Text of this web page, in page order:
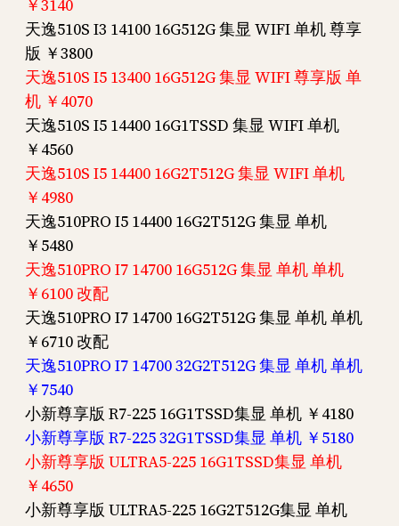
￥3140
天逸510S I3 14100 16G512G 集显 WIFI 单机 尊享
版 ￥3800
天逸510S I5 13400 16G512G 集显 WIFI 尊享版 单
机 ￥4070
天逸510S I5 14400 16G1TSSD 集显 WIFI 单机
￥4560
天逸510S I5 14400 16G2T512G 集显 WIFI 单机
￥4980
天逸510PRO I5 14400 16G2T512G 集显 单机
￥5480
天逸510PRO I7 14700 16G512G 集显 单机 单机
￥6100 改配
天逸510PRO I7 14700 16G2T512G 集显 单机 单机
￥6710 改配
天逸510PRO I7 14700 32G2T512G 集显 单机 单机
￥7540
小新尊享版 R7-225 16G1TSSD集显 单机 ￥4180
小新尊享版 R7-225 32G1TSSD集显 单机 ￥5180
小新尊享版 ULTRA5-225 16G1TSSD集显 单机
￥4650
小新尊享版 ULTRA5-225 16G2T512G集显 单机